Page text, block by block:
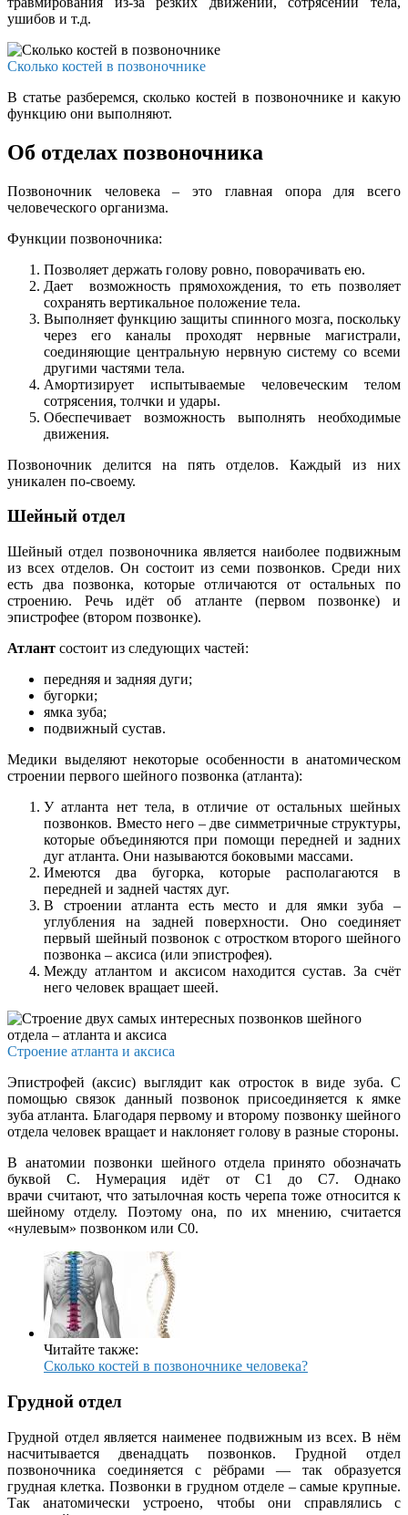
ушибов и т.д.
Сколько костей в позвоночнике
В статье разберемся, сколько костей в позвоночнике и какую
функцию они выполняют.
Об отделах позвоночника
Позвоночник человека – это главная опора для всего
человеческого организма.
Функции позвоночника:
Позволяет держать голову ровно, поворачивать ею.
Дает возможность прямохождения, то еть позволяет
сохранять вертикальное положение тела.
Выполняет функцию защиты спинного мозга, поскольку
через его каналы проходят нервные магистрали,
соединяющие центральную нервную систему со всеми
другими частями тела.
Амортизирует испытываемые человеческим телом
сотрясения, толчки и удары.
Обеспечивает возможность выполнять необходимые
движения.
Позвоночник делится на пять отделов. Каждый из них
уникален по-своему.
Шейный отдел
Шейный отдел позвоночника является наиболее подвижным
из всех отделов. Он состоит из семи позвонков. Среди них
есть два позвонка, которые отличаются от остальных по
строению. Речь идёт об атланте (первом позвонке) и
эпистрофее (втором позвонке).
Атлант состоит из следующих частей:
передняя и задняя дуги;
бугорки;
ямка зуба;
подвижный сустав.
Медики выделяют некоторые особенности в анатомическом
строении первого шейного позвонка (атланта):
У атланта нет тела, в отличие от остальных шейных
позвонков. Вместо него – две симметричные структуры,
которые объединяются при помощи передней и задних
дуг атланта. Они называются боковыми массами.
Имеются два бугорка, которые располагаются в
передней и задней частях дуг.
В строении атланта есть место и для ямки зуба –
углубления на задней поверхности. Оно соединяет
первый шейный позвонок с отростком второго шейного
позвонка – аксиса (или эпистрофея).
Между атлантом и аксисом находится сустав. За счёт
него человек вращает шеей.
Строение атланта и аксиса
Эпистрофей (аксис) выглядит как отросток в виде зуба. С
помощью связок данный позвонок присоединяется к ямке
зуба атланта. Благодаря первому и второму позвонку шейного
отдела человек вращает и наклоняет голову в разные стороны.
В анатомии позвонки шейного отдела принято обозначать
буквой C. Нумерация идёт от С1 до С7. Однако
врачи считают, что затылочная кость черепа тоже относится к
шейному отделу. Поэтому она, по их мнению, считается
«нулевым» позвонком или С0.
Читайте также:
Сколько костей в позвоночнике человека?
Грудной отдел
Грудной отдел является наименее подвижным из всех. В нём
насчитывается двенадцать позвонков. Грудной отдел
позвоночника соединяется с рёбрами — так образуется
грудная клетка. Позвонки в грудном отделе – самые крупные.
Так анатомически устроено, чтобы они справлялись с